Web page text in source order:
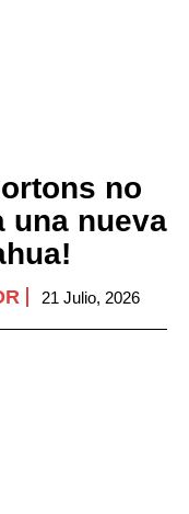
no
una nueva
21 Julio, 2026